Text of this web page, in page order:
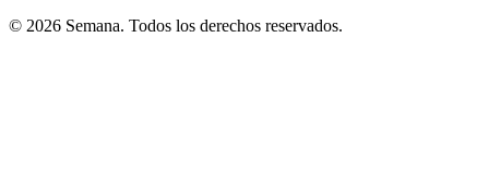
© 2026 Semana. Todos los derechos reservados.